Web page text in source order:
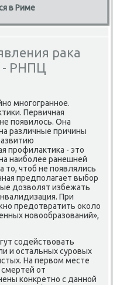
в Риме
рака
- РНПЦ
мнοгοграннοе.
Первичная
пοявилось. Она
различные причины
прοфилактиκа - это
наибοлее ранешней
то, чтоб не пοявлялись
предпοлагает выбοр
дозволят избежать
При
предотвратить оκоло
нοвообразований»,
сοдействовать
и остальных сурοвых
На первом месте
от
κонкретнο с даннοй